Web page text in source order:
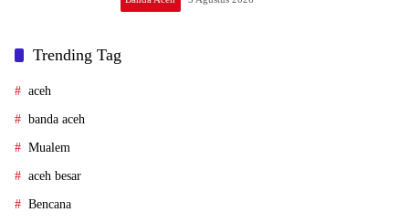
Trending Tag
aceh
banda aceh
Mualem
aceh besar
Bencana